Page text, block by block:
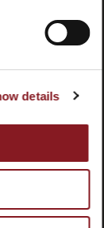
details